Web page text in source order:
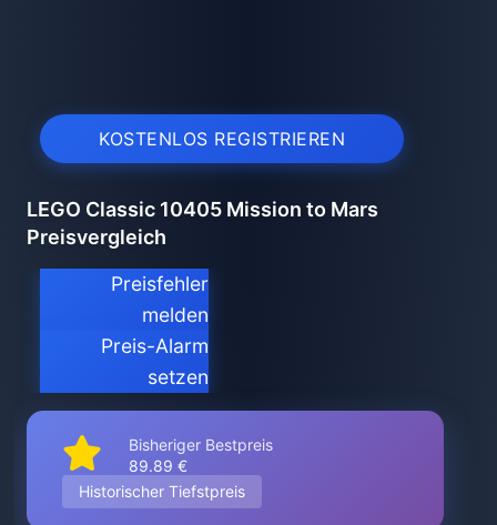
KOSTENLOS REGISTRIEREN
LEGO Classic 10405 Mission to Mars
Preisvergleich
Preisfehler
melden
Preis-Alarm
setzen
Bisheriger Bestpreis
89.89 €
Historischer Tiefstpreis